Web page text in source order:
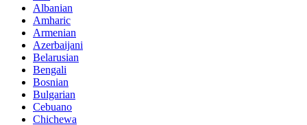
Albanian
Amharic
Armenian
Azerbaijani
Belarusian
Bengali
Bosnian
Bulgarian
Cebuano
Chichewa